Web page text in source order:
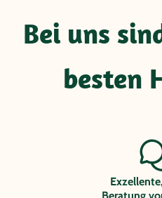
Bei uns
besten